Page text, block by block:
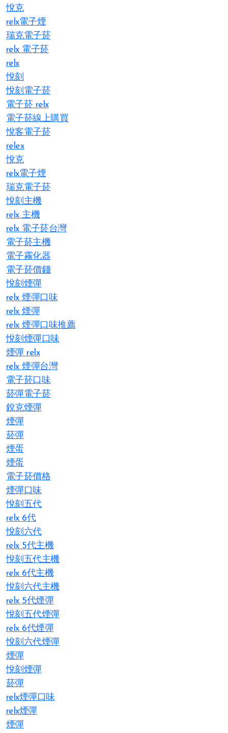
悅克
relx電子煙
瑞克電子菸
relx 電子菸
relx
悅刻
悅刻電子菸
電子菸 relx
電子菸線上購買
悅客電子菸
relex
悅克
relx電子煙
瑞克電子菸
悅刻主機
relx 主機
relx 電子菸台灣
電子菸主機
電子霧化器
電子菸價錢
悅刻煙彈
relx 煙彈口味
relx 煙彈
relx 煙彈口味推薦
悅刻煙彈口味
煙彈 relx
relx 煙彈台灣
電子菸口味
菸彈電子菸
銳克煙彈
煙彈
菸彈
煙蛋
煙蛋
電子菸價格
煙彈口味
悅刻五代
relx 6代
悅刻六代
relx 5代主機
悅刻五代主機
relx 6代主機
悅刻六代主機
relx 5代煙彈
悅刻五代煙彈
relx 6代煙彈
悅刻六代煙彈
煙彈
悅刻煙彈
菸彈
relx煙彈口味
relx煙彈
煙彈